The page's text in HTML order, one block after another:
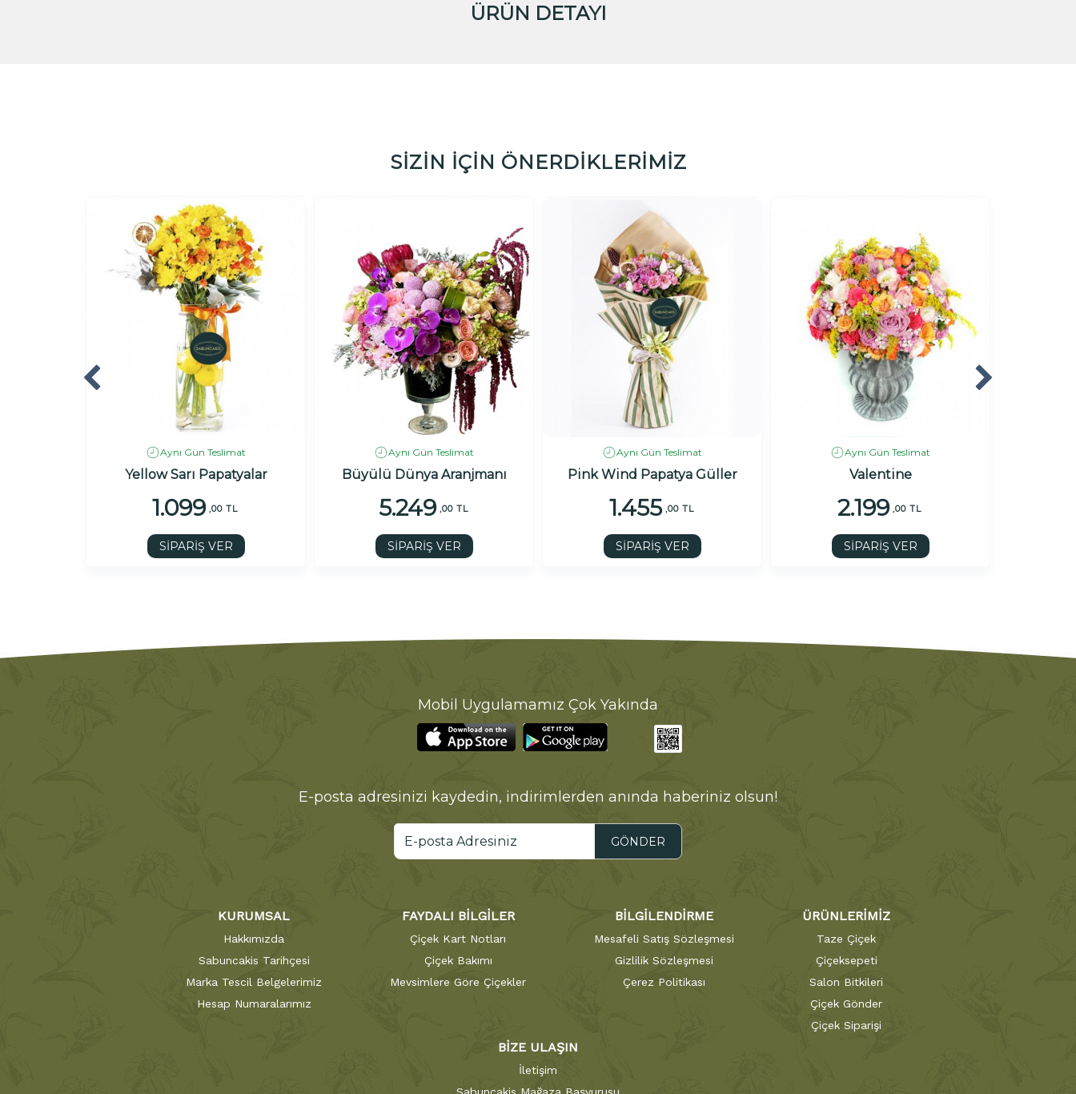
ÜRÜN DETAYI
SİZİN İÇİN ÖNERDİKLERİMİZ
Aynı Gün Teslimat
Yellow Sarı Papatyalar
1.099 ,00 TL
SİPARİŞ VER
Aynı Gün Teslimat
Büyülü Dünya Aranjmanı
5.249 ,00 TL
SİPARİŞ VER
Aynı Gün Teslimat
Pink Wind Papatya Güller
1.455 ,00 TL
SİPARİŞ VER
Aynı Gün Teslimat
Valentine
2.199 ,00 TL
SİPARİŞ VER
Mobil Uygulamamız Çok Yakında
E-posta adresinizi kaydedin, indirimlerden anında haberiniz olsun!
GÖNDER
KURUMSAL
Hakkımızda
Sabuncakis Tarihçesi
Marka Tescil Belgelerimiz
Hesap Numaralarımız
FAYDALI BİLGİLER
Çiçek Kart Notları
Çiçek Bakımı
Mevsimlere Göre Çiçekler
BİLGİLENDİRME
Mesafeli Satış Sözleşmesi
Gizlilik Sözleşmesi
Çerez Politikası
ÜRÜNLERİMİZ
Taze Çiçek
Çiçeksepeti
Salon Bitkileri
Çiçek Gönder
Çiçek Siparişi
BİZE ULAŞIN
İletişim